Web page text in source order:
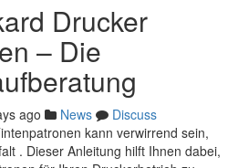
Drucker
– Die
ago News
Discuss
kann verwirrend sein,
. Dieser Anleitung hilft Ihnen dabei,